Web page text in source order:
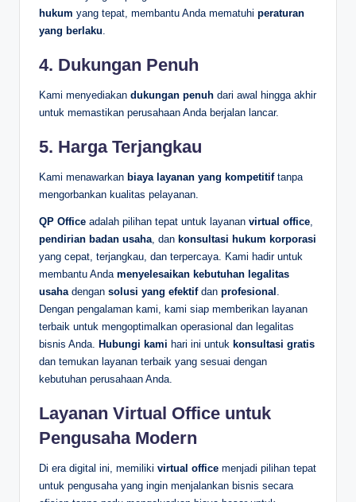
hukum yang tepat, membantu Anda mematuhi peraturan
yang berlaku.
4. Dukungan Penuh
Kami menyediakan dukungan penuh dari awal hingga akhir
untuk memastikan perusahaan Anda berjalan lancar.
5. Harga Terjangkau
Kami menawarkan biaya layanan yang kompetitiftanpa
mengorbankan kualitas pelayanan.
QP Office adalah pilihan tepat untuk layanan virtual office,
pendirian badan usaha, dan konsultasi hukum korporasi
yang cepat, terjangkau, dan terpercaya. Kami hadir untuk
membantu Anda menyelesaikan kebutuhan legalitas
usahadengan solusi yang efektifdan profesional .
Dengan pengalaman kami, kami siap memberikan layanan
terbaik untuk mengoptimalkan operasional dan legalitas
bisnis Anda. Hubungi kami hari ini untuk konsultasi gratis
dan temukan layanan terbaik yang sesuai dengan
kebutuhan perusahaan Anda.
Layanan Virtual Office untuk
Pengusaha Modern
Di era digital ini, memiliki virtual office menjadi pilihan tepat
untuk pengusaha yang ingin menjalankan bisnis secara